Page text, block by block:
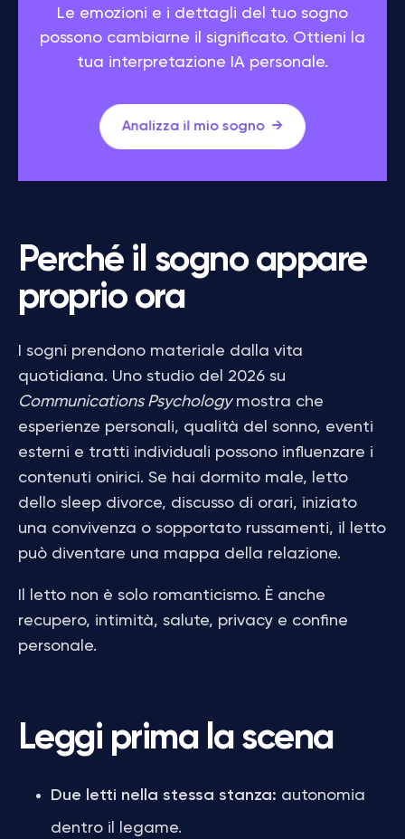
Le emozioni e i dettagli del tuo sogno
possono cambiarne il significato. Ottieni la
tua interpretazione IA personale.
Analizza il mio sogno
Perché il sogno appare
proprio ora
I sogni prendono materiale dalla vita
quotidiana. Uno studio del 2026 su
Communications Psychologymostra che
esperienze personali, qualità del sonno, eventi
esterni e tratti individuali possono influenzare i
contenuti onirici. Se hai dormito male, letto
dello sleep divorce, discusso di orari, iniziato
una convivenza o sopportato russamenti, il letto
può diventare una mappa della relazione.
Il letto non è solo romanticismo. È anche
recupero, intimità, salute, privacy e confine
personale.
Leggi prima la scena
Due letti nella stessa stanza: autonomia
dentro il legame.